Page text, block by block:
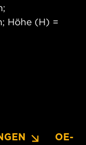
Höhe (H) =
OE-